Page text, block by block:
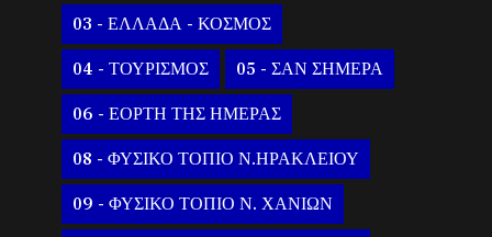
03 - ΕΛΛΑΔΑ - ΚΟΣΜΟΣ
04 - ΤΟΥΡΙΣΜΟΣ 05 - ΣΑΝ ΣΗΜΕΡΑ
06 - ΕΟΡΤΗ ΤΗΣ ΗΜΕΡΑΣ
08 - ΦΥΣΙΚΟ ΤΟΠΙΟ Ν.ΗΡΑΚΛΕΙΟΥ
09 - ΦΥΣΙΚΟ ΤΟΠΙΟ Ν. ΧΑΝΙΩΝ